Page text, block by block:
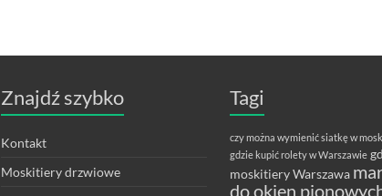
Znajdź szybko
Kontakt
Moskitiery drzwiowe
Tagi
czy można wymienić siatkę w
gdzie kupić rolety w Warszawie
moskitiery Warszawa
do okien